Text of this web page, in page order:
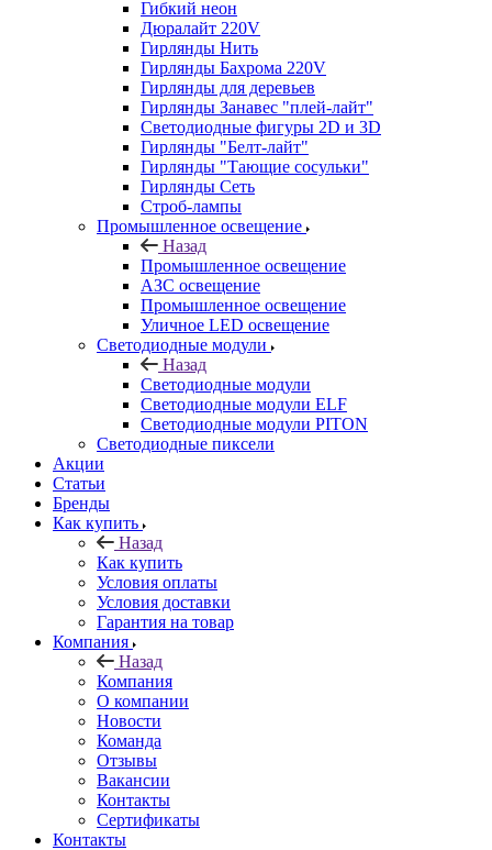
Гибкий неон
Дюралайт 220V
Гирлянды Нить
Гирлянды Бахрома 220V
Гирлянды для деревьев
Гирлянды Занавес "плей-лайт"
Светодиодные фигуры 2D и 3D
Гирлянды "Белт-лайт"
Гирлянды "Тающие сосульки"
Гирлянды Сеть
Строб-лампы
Промышленное освещение
Назад
Промышленное освещение
АЗС освещение
Промышленное освещение
Уличное LED освещение
Светодиодные модули
Назад
Светодиодные модули
Светодиодные модули ELF
Светодиодные модули PITON
Светодиодные пиксели
Акции
Статьи
Бренды
Как купить
Назад
Как купить
Условия оплаты
Условия доставки
Гарантия на товар
Компания
Назад
Компания
О компании
Новости
Команда
Отзывы
Вакансии
Контакты
Сертификаты
Контакты